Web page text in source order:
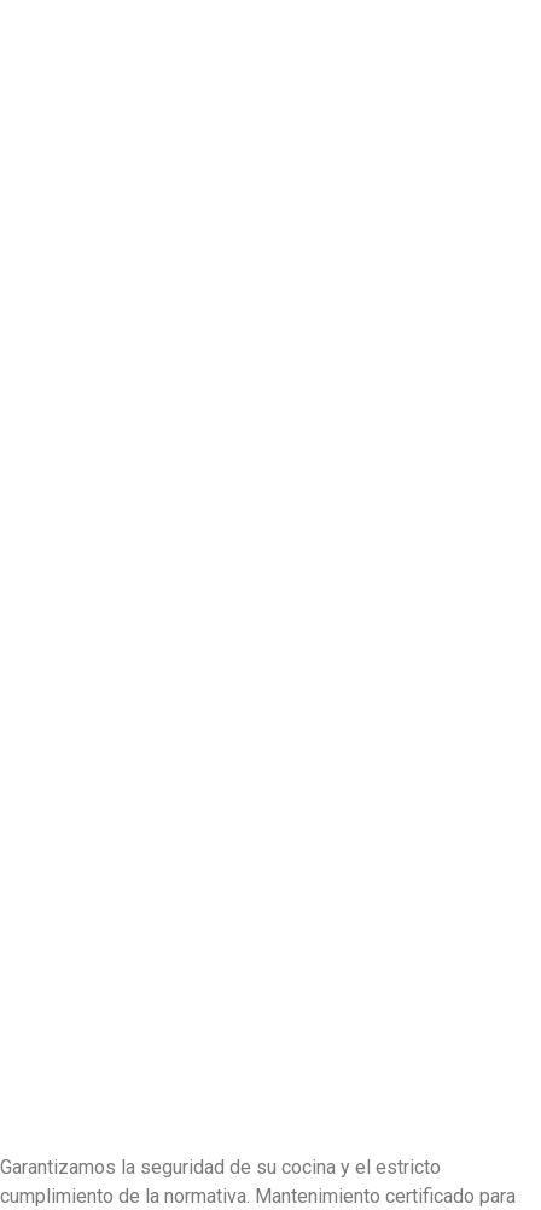
Garantizamos la seguridad de su cocina y el estricto
cumplimiento de la normativa. Mantenimiento certificado para